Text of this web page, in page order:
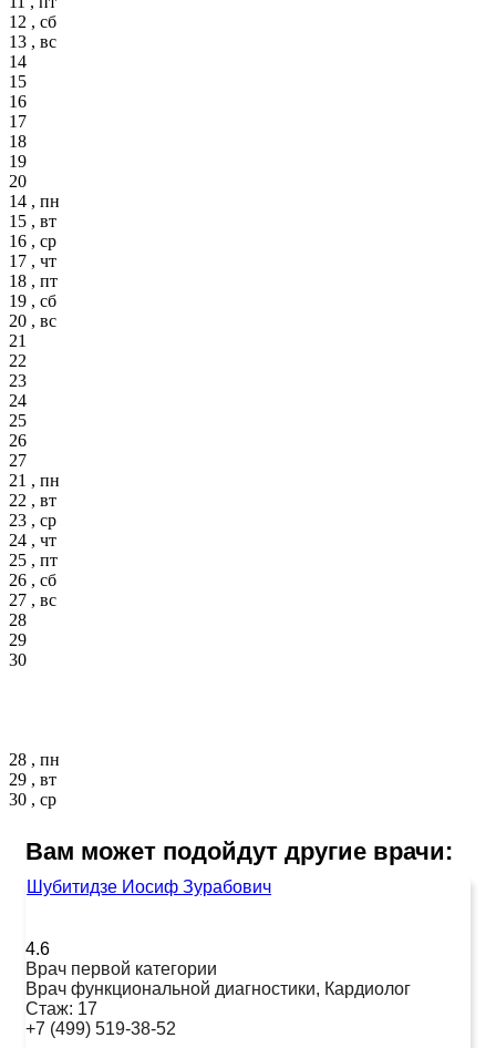
12 , сб
13 , вс
14
15
16
17
18
19
20
14 , пн
15 , вт
16 , ср
17 , чт
18 , пт
19 , сб
20 , вс
21
22
23
24
25
26
27
21 , пн
22 , вт
23 , ср
24 , чт
25 , пт
26 , сб
27 , вс
28
29
30
28 , пн
29 , вт
30 , ср
Вам может подойдут другие врачи:
Шубитидзе Иосиф Зурабович
4.6
Врач первой категории
Врач функциональной диагностики, Кардиолог
Стаж: 17
+7 (499) 519-38-52